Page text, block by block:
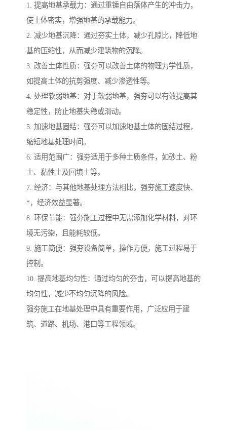
1. 提高地基承载力：通过重锤自由落体产生的冲击力，
使土体密实，增强地基的承载能力。
2. 减少地基沉降：通过夯实土体，减少孔隙比，降低地
基的压缩性，从而减少建筑物的沉降。
3. 改善土体性质：强夯可以改善土体的物理力学性质，
如提高土体的抗剪强度、减少渗透性等。
4. 处理软弱地基：对于软弱地基，强夯可以有效提高其
稳定性，防止地基失稳或滑动。
5. 加速地基固结：强夯可以加速地基土体的固结过程，
缩短地基处理时间。
6. 适用范围广：强夯适用于多种土质条件，如砂土、粉
土、黏性土及回填土等。
7. 经济：与其他地基处理方法相比，强夯施工速度快、
*，经济效益显著。
8. 环保节能：强夯施工过程中无需添加化学材料，对环
境无污染，且能耗较低。
9. 施工简便：强夯设备简单，操作方便，施工过程易于
控制。
10. 提高地基均匀性：通过均匀的夯击，可以提高地基的
均匀性，减少不均匀沉降的风险。
强夯施工在地基处理中具有重要作用，广泛应用于建
筑、道路、机场、港口等工程领域。